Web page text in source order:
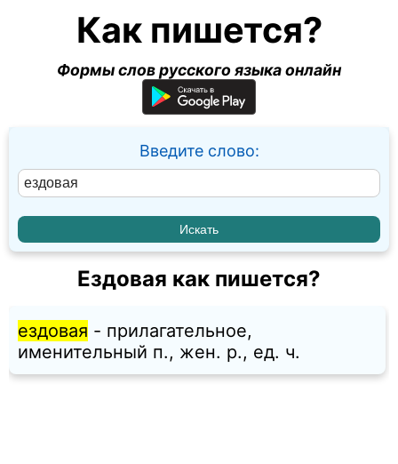
Как пишется?
Формы слов русского языка онлайн
Введите слово:
Ездовая как пишется?
ездовая - прилагательное,
именительный п., жен. p., ед. ч.